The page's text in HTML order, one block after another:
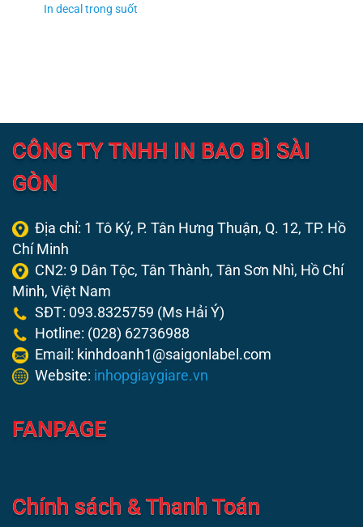
In decal trong suốt
CÔNG TY TNHH IN BAO BÌ SÀI
GÒN
Địa chỉ: 1 Tô Ký, P. Tân Hưng Thuận, Q. 12, TP. Hồ
Chí Minh
CN2: 9 Dân Tộc, Tân Thành, Tân Sơn Nhì, Hồ Chí
Minh, Việt Nam
SĐT: 093.8325759 (Ms Hải Ý)
Hotline: (028) 62736988
Email: kinhdoanh1@saigonlabel.com
Website: inhopgiaygiare.vn
FANPAGE
Chính sách & Thanh Toán